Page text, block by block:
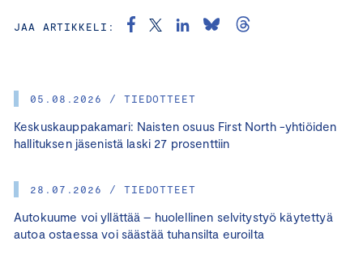
05.08.2026 / TIEDOTTEET
Keskuskauppakamari: Naisten osuus First North -yhtiöiden
hallituksen jäsenistä laski 27 prosenttiin
28.07.2026 / TIEDOTTEET
Autokuume voi yllättää – huolellinen selvitystyö käytettyä
autoa ostaessa voi säästää tuhansilta euroilta
JAA ARTIKKELI: